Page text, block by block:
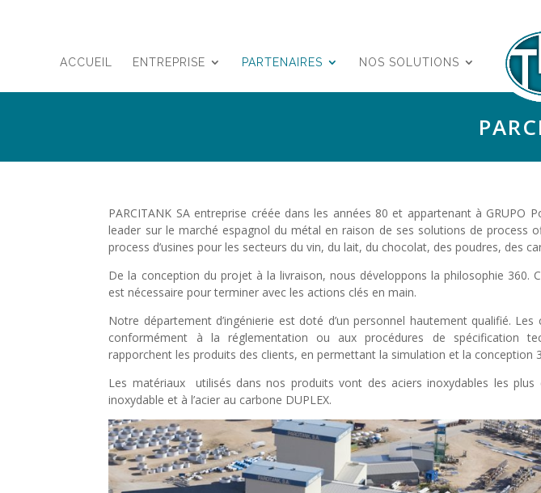
ACCUEIL ENTREPRISE PARTENAIRES NOS SOLUTIONS
PARCITANK SA entreprise créée dans les années 80 et appartenant à GRUPO
leader sur le marché espagnol du métal en raison de ses solutions de process
process d’usines pour les secteurs du vin, du lait, du chocolat, des poudres, des
De la conception du projet à la livraison, nous développons la philosophie 360.
est nécessaire pour terminer avec les actions clés en main.
Notre département d’ingénierie est doté d’un personnel hautement qualifié.
conformément à la réglementation ou aux procédures de spécification
rapporchent les produits des clients, en permettant la simulation et la conception
Les matériaux utilisés dans nos produits vont des aciers inoxydables les plus
inoxydable et à l’acier au carbone DUPLEX.